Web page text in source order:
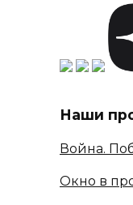
Наши
Война.
Окно в